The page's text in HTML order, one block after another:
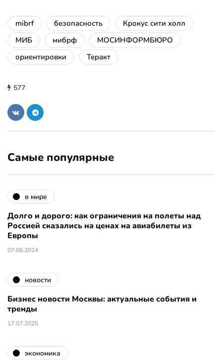
mibrf безопасность
Крокус сити холл
МИБ
мибрф
МОСИНФОРМБЮРО
ориентировки
Теракт
577
Самые популярные
в мире
Долго и дорого: как ограничения на полеты над
Россией сказались на ценах на авиабилеты из
Европы
07.08.2024
новости
Бизнес новости Москвы: актуальные события и
тренды
17.07.2025
экономика